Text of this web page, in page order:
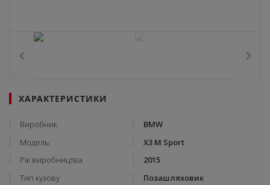
ХАРАКТЕРИСТИКИ
Виробник
BMW
Модель
X3 M Sport
Рік виробництва
2015
Тип кузову
Позашляховик